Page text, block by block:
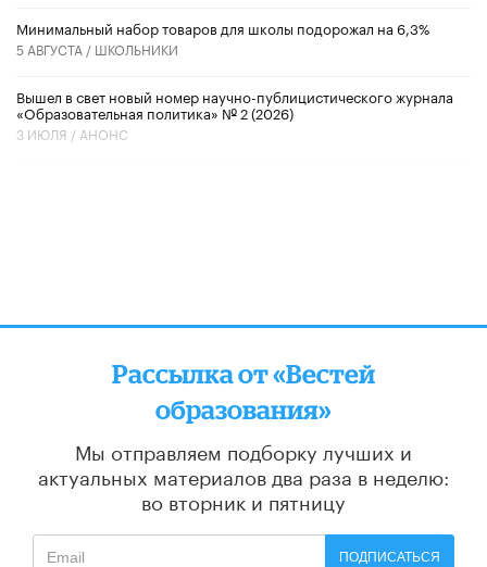
Минимальный набор товаров для школы подорожал на 6,3%
5 АВГУСТА / ШКОЛЬНИКИ
Вышел в свет новый номер научно-публицистического журнала
«Образовательная политика» № 2 (2026)
3 ИЮЛЯ / АНОНС
Рассылка от «Вестей
образования»
Мы отправляем подборку лучших и
актуальных материалов два раза в неделю:
во вторник и пятницу
ПОДПИСАТЬСЯ